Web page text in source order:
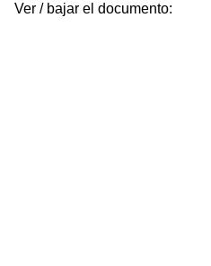
Ver / bajar el documento: